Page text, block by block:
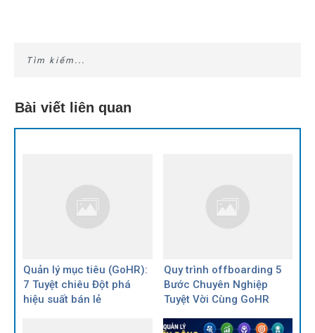
Bài viết liên quan
Quản lý mục tiêu (GoHR):
7 Tuyệt chiêu Đột phá
hiệu suất bán lẻ
Quy trình offboarding 5
Bước Chuyên Nghiệp
Tuyệt Vời Cùng GoHR